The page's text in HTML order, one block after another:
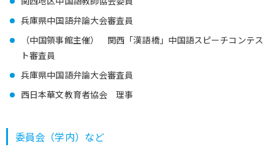
兵庫県中国語弁論大会審査員
（中国領事館主催） 関西「漢語橋」中国語スピーチコンテス
ト審査員
兵庫県中国語弁論大会審査員
西日本華文教育者協会 理事
委員会（学内）など